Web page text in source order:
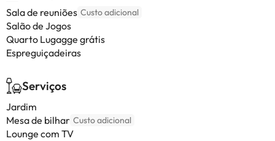
Sala de reuniões Custo adicional
Salão de Jogos
Quarto Lugagge grátis
Espreguiçadeiras
Serviços
Jardim
Mesa de bilhar Custo adicional
Lounge com TV